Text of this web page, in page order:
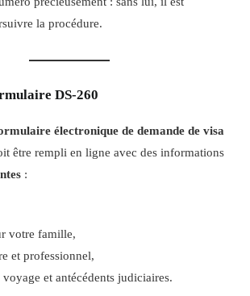
la procédure.
DS-260
électronique de demande de visa
être rempli en ligne avec des informations
:
votre famille,
et professionnel,
voyage et antécédents judiciaires.